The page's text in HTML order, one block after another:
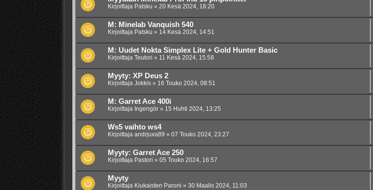
Kirjoittaja Patsku » 20 Kesä 2024, 18:20
M: Minelab Vanquish 540
Kirjoittaja Patsku » 14 Kesä 2024, 14:51
M: Uudet Nokta Simplex Lite + Gold Hunter Basic
Kirjoittaja Teutori » 11 Kesä 2024, 15:58
Myyty: XP Deus 2
Kirjoittaja Jokkis» 16 Touko 2024, 08:51
M: Garret Ace 400i
Kirjoittaja Ingengör» 15 Huhti 2024, 13:25
Ws5 vaihto ws4
Kirjoittaja andrjuxa89 » 07 Touko 2024, 23:27
Myyty: Garret Ace 250
Kirjoittaja Pastori » 05 Touko 2024, 16:57
Myyty
Kirjoittaja Kiukaisten Paroni » 30 Maalis 2024, 11:03